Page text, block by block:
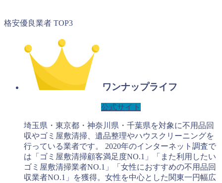
格安優良業者 TOP3
ワンナップライフ
公式サイト
埼玉県・東京都・神奈川県・千葉県を対象に不用品回
収やゴミ屋敷清掃、遺品整理やハウスクリーニングを
行っている業者です。 2020年のインターネット調査で
は「ゴミ屋敷清掃顧客満足度NO.1」「また利用したい
ゴミ屋敷清掃業者NO.1」「女性におすすめの不用品回
収業者NO.1」を獲得。女性を中心とした関東一円幅広